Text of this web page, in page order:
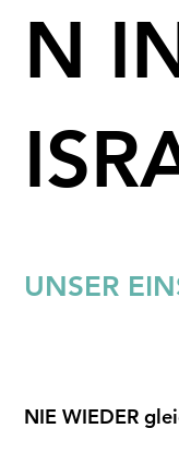
N
UNSER
NIE WIEDER